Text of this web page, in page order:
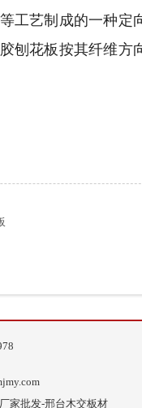
工艺制成的一种定
刨花板按其纤维方
家批发-邢台木交板材